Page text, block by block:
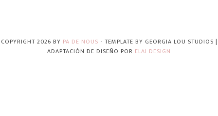
COPYRIGHT 2026 BY PA DE NOUS - TEMPLATE BY GEORGIA LOU STUDIOS |
ADAPTACIÓN DE DISEÑO POR ELAI DESIGN